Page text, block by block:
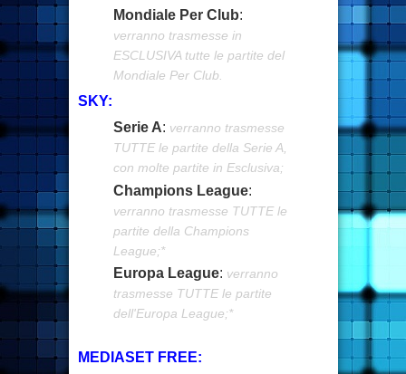
Mondiale Per Club:
verranno trasmesse in
ESCLUSIVA tutte le partite del
Mondiale Per Club.
SKY:
Serie A: verranno trasmesse
TUTTE le partite della Serie A,
con molte partite in Esclusiva;
Champions League:
verranno trasmesse TUTTE le
partite della Champions
League;*
Europa League: verranno
trasmesse TUTTE le partite
dell'Europa League;*
MEDIASET FREE: